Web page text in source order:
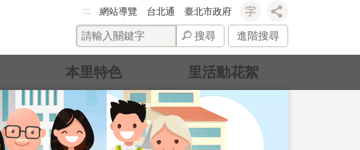
::: 網站導覽 台北通 臺北市政府
搜尋 進階搜尋
本里特色 里活動花絮